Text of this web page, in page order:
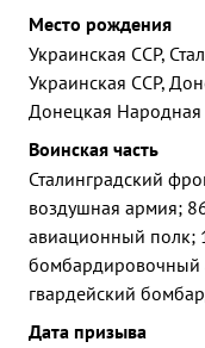
Место рождения
Украинская ССР,
Украинская ССР,
Донецкая Народная
Воинская часть
Сталинградский
воздушная армия;
авиационный полк;
бомбардировочный
гвардейский
Дата призыва